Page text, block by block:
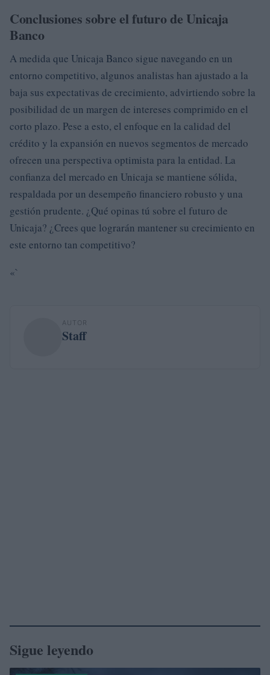
Conclusiones sobre el futuro de Unicaja
Banco
A medida que Unicaja Banco sigue navegando en un
entorno competitivo, algunos analistas han ajustado a la
baja sus expectativas de crecimiento, advirtiendo sobre la
posibilidad de un margen de intereses comprimido en el
corto plazo. Pese a esto, el enfoque en la calidad del
crédito y la expansión en nuevos segmentos de mercado
ofrecen una perspectiva optimista para la entidad. La
confianza del mercado en Unicaja se mantiene sólida,
respaldada por un desempeño financiero robusto y una
gestión prudente. ¿Qué opinas tú sobre el futuro de
Unicaja? ¿Crees que lograrán mantener su crecimiento en
este entorno tan competitivo?
«`
AUTOR
Staff
Sigue leyendo